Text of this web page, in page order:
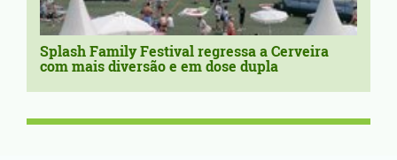
Splash Family Festival regressa a Cerveira
com mais diversão e em dose dupla